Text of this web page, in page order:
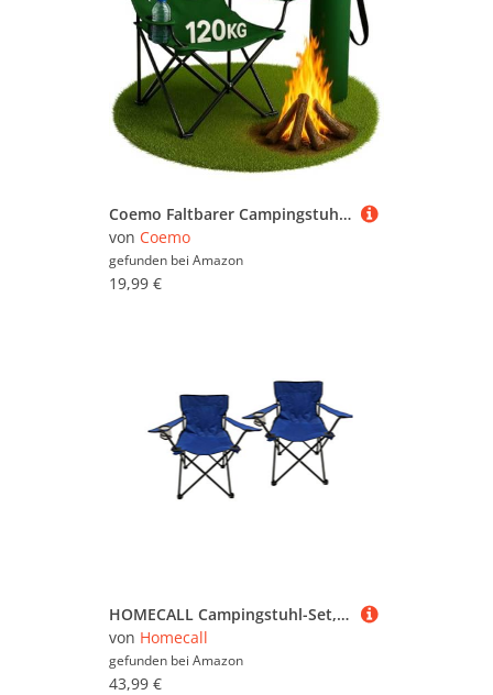
Coemo Faltbarer Campingstuhl Grün - Kompakter & Leichter Klappstuhl, 2,2 kg, Tragbarer Stuhl mit Rückenlehne, Getränkehalter & Tragetasche - Klappstuhl Wetterfest für Camping, Festivals & Garten
von Coemo
gefunden bei Amazon
19,99 €
HOMECALL Campingstuhl-Set, klappbar, Armlehne mit Getränkehalter (2er-Pack)
von Homecall
gefunden bei Amazon
43,99 €